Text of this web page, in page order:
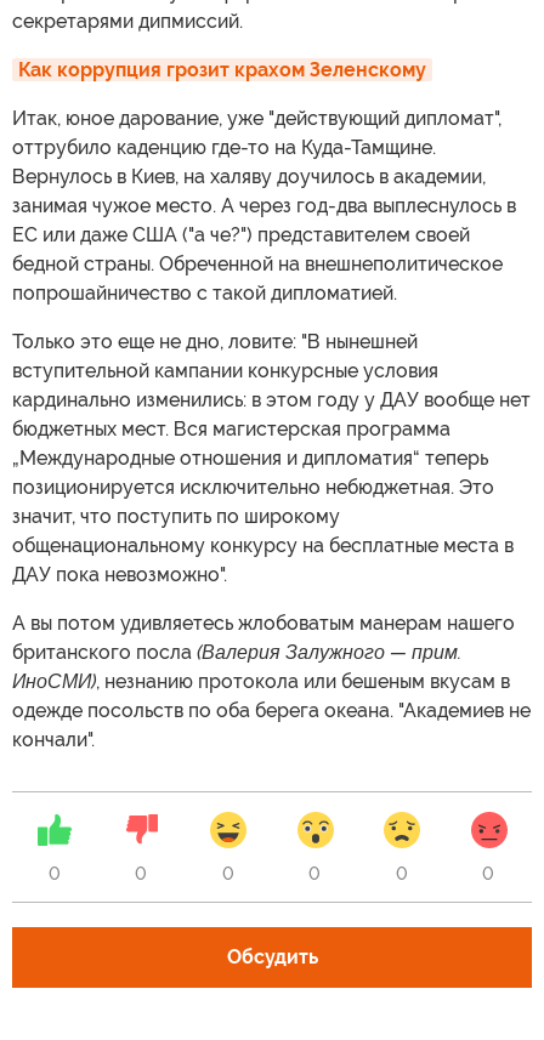
секретарями дипмиссий.
Как коррупция грозит крахом Зеленскому
Итак, юное дарование, уже "действующий дипломат",
оттрубило каденцию где-то на Куда-Тамщине.
Вернулось в Киев, на халяву доучилось в академии,
занимая чужое место. А через год-два выплеснулось в
ЕС или даже США ("а че?") представителем своей
бедной страны. Обреченной на внешнеполитическое
попрошайничество с такой дипломатией.
Только это еще не дно, ловите: "В нынешней
вступительной кампании конкурсные условия
кардинально изменились: в этом году у ДАУ вообще нет
бюджетных мест. Вся магистерская программа
„Международные отношения и дипломатия“ теперь
позиционируется исключительно небюджетная. Это
значит, что поступить по широкому
общенациональному конкурсу на бесплатные места в
ДАУ пока невозможно".
А вы потом удивляетесь жлобоватым манерам нашего
британского посла (Валерия Залужного — прим.
ИноСМИ), незнанию протокола или бешеным вкусам в
одежде посольств по оба берега океана. "Академиев не
кончали".
0 0 0 0 0 0
Обсудить